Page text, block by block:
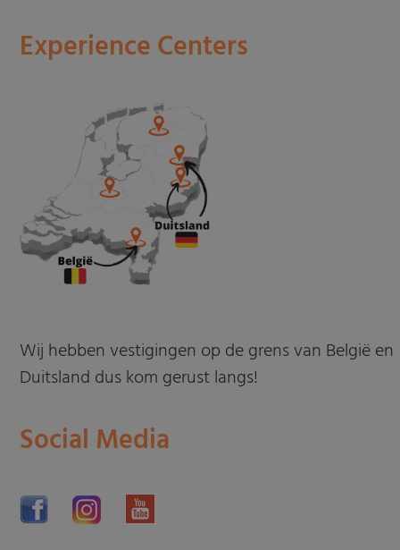
Experience Centers
Wij hebben vestigingen op de grens van België en
Duitsland dus kom gerust langs!
Social Media